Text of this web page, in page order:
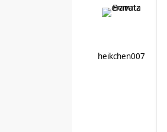
heikchen007